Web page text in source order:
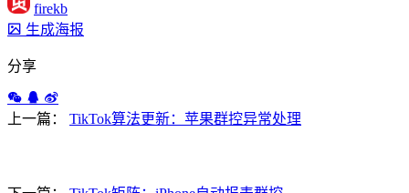
firekb
生成海报
分享
上一篇： TikTok算法更新：苹果群控异常处理